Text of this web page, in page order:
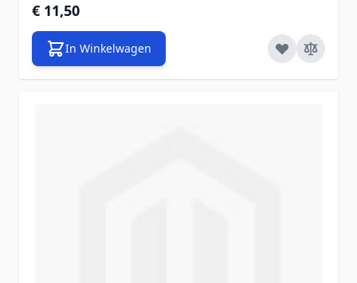
€ 11,50
In Winkelwagen